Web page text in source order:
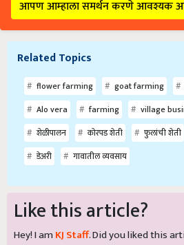
आपण आम्हाला समर्थन करणे आवश्यक
Related Topics
flower farming goat farming
Alo vera
farming village
शेळीपालन
कोरपड शेती फुलांची शेती
डेअरी
गावातील व्यवसाय
Like this article?
Hey! I am KJ Staff. Did you liked this